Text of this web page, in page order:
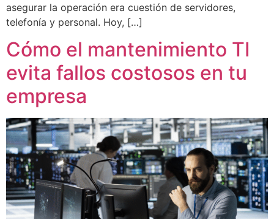
asegurar la operación era cuestión de servidores,
telefonía y personal. Hoy, […]
Cómo el mantenimiento TI
evita fallos costosos en tu
empresa